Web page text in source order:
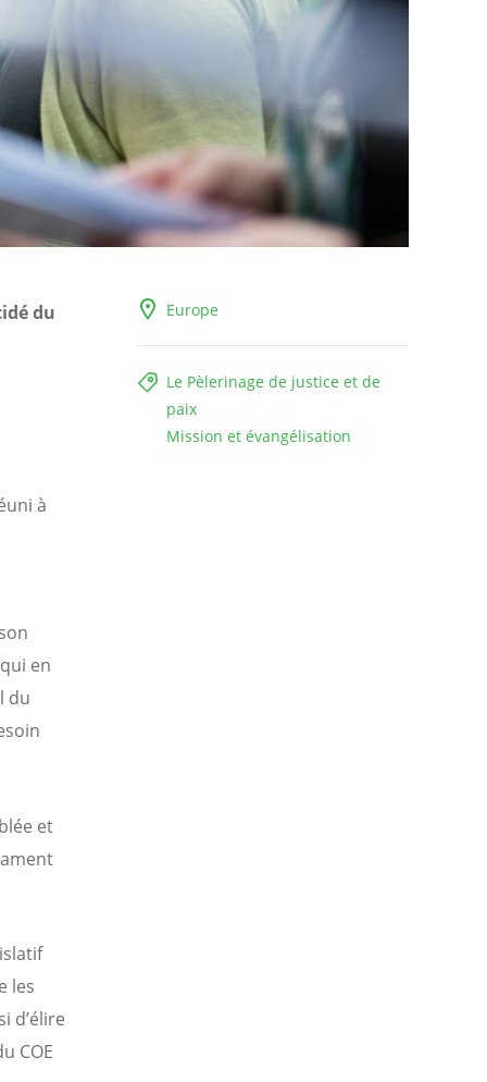
Europe
Le Pèlerinage de justice et de
paix
Mission et évangélisation
du
à
en
du
et
les
d’élire
COE